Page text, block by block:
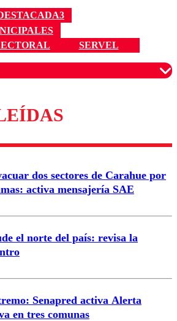
SERVEL
son moderados para garantizar un
diálogo respetuoso.
dos sectores de Carahue por
activa mensajería SAE
el norte del país: revisa la
Senapred activa Alerta
en tres comunas